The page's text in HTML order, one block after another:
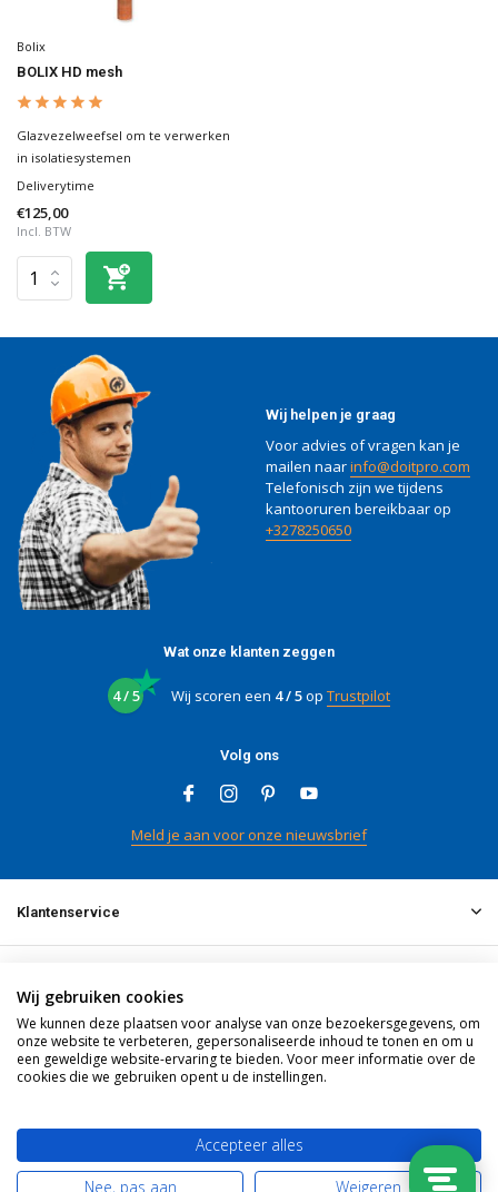
Bolix
BOLIX HD mesh
Glazvezelweefsel om te verwerken
in isolatiesystemen
Deliverytime
€125,00
Incl. BTW
Wij helpen je graag
Voor advies of vragen kan je
mailen naarinfo@doitpro.com
Telefonisch zijn we tijdens
kantooruren bereikbaar op
+3278250650
Wat onze klanten zeggen
4 / 5 Wij scoren een 4 / 5op Trustpilot
Volg ons
Meld je aan voor onze nieuwsbrief
Klantenservice
Informatie
© 2026 doitpro.com - Theme By DMWSxPlus+ RSS-feed
Wij gebruiken cookies
We kunnen deze plaatsen voor analyse van onze bezoekersgegevens, om
onze website te verbeteren, gepersonaliseerde inhoud te tonen en om u
een geweldige website-ervaring te bieden. Voor meer informatie over de
cookies die we gebruiken opent u de instellingen.
Accepteer alles
Nee, pas aan
Weigeren